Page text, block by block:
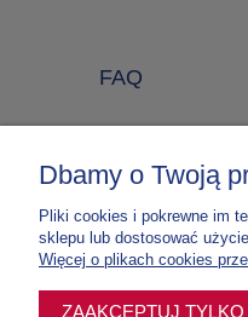
FAQ
Polityka prywatności
Dbamy o Twoją
Pliki cookies i pokrewne im
sklepu lub dostosować
Więcej o plikach cookies
ZAAKCEPTUJ